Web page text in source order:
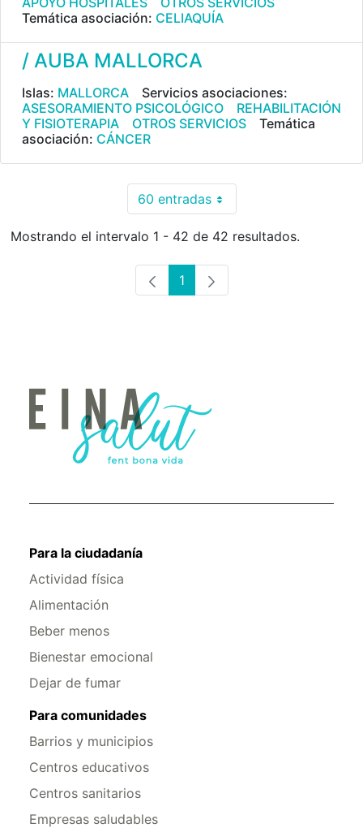
Temática asociación: CELIAQUÍA
/ AUBA MALLORCA
Islas: MALLORCA
Servicios asociaciones:
ASESORAMIENTO PSICOLÓGICO
REHABILITACIÓN
Y FISIOTERAPIA
OTROS SERVICIOS
Temática
asociación: CÁNCER
60 entradasPor página
Mostrando el intervalo 1 - 42 de 42 resultados.
Página
1
Para la ciudadanía
Actividad física
Alimentación
Beber menos
Bienestar emocional
Dejar de fumar
Para comunidades
Barrios y municipios
Centros educativos
Centros sanitarios
Empresas saludables